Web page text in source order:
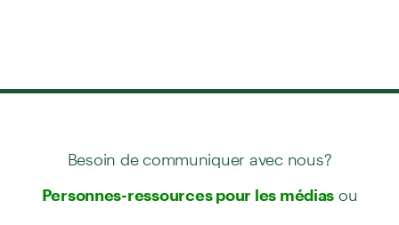
Besoin de communiquer avec nous?
Personnes-ressources pour les médias ou